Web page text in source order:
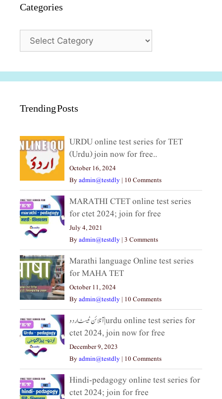
Categories
Trending Posts
URDU online test series for TET
(Urdu) join now for free..
October 16, 2024
Byadmin@testdly | 10 Comments
MARATHI CTET online test series
for ctet 2024; join for free
July 4, 2021
Byadmin@testdly | 3 Comments
Marathi language Online test series
for MAHA TET
October 11, 2024
Byadmin@testdly | 10 Comments
آنلائن ٹیسٹ اردو|urdu online test series for
ctet 2024, join now for free
December 9, 2023
Byadmin@testdly | 10 Comments
Hindi-pedagogy online test series for
ctet 2024; join for free